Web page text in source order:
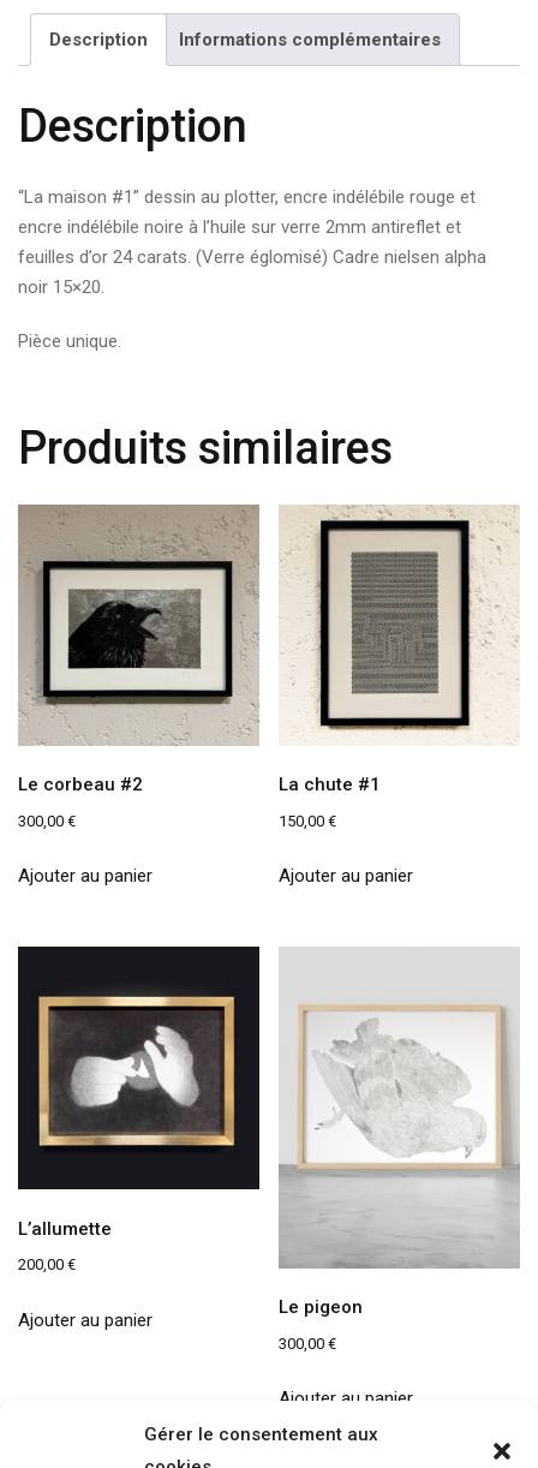
Gérer le consentement aux
Description Informations complémentaires
Description
“La maison #1” dessin au plotter, encre indélébile rouge et
encre indélébile noire à l’huile sur verre 2mm antireflet et
feuilles d’or 24 carats. (Verre églomisé) Cadre nielsen alpha
noir 15×20.
Pièce unique.
Produits similaires
Le corbeau #2
300,00 €
Ajouter au panier
La chute #1
150,00€
Ajouter au panier
L’allumette
200,00 €
Ajouter au panier
Le pigeon
300,00€
Ajouter au panier